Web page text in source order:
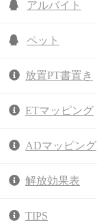
アルバイト
ペット
放置PT書置き
ETマッピング
ADマッピング
解放効果表
TIPS